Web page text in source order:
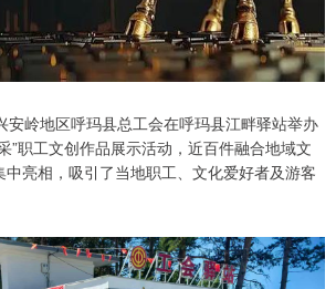
安岭地区呼玛县总工会在呼玛县江畔驿站举办
”职工文创作品展示活动，近百件融合地域文
亮相，吸引了当地职工、文化爱好者及游客